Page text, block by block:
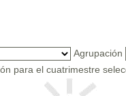
Agrupación
para el cuatrimestre